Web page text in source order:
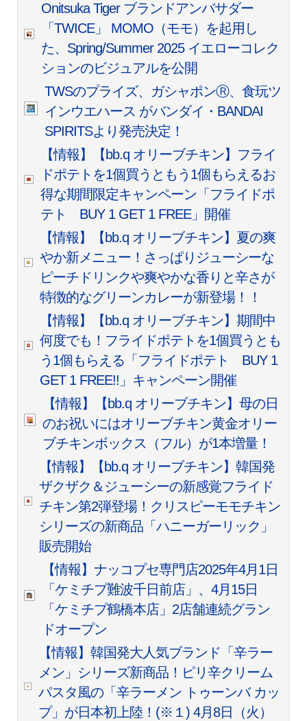
Onitsuka Tiger ブランドアンバサダー
「TWICE」 MOMO（モモ）を起用し
た、Spring/Summer 2025 イエローコレク
ションのビジュアルを公開
TWSのプライズ、ガシャポンⓇ、食玩ツ
インウエハース がバンダイ・BANDAI
SPIRITSより発売決定！
【情報】【bb.q オリーブチキン】フライ
ドポテトを1個買うともう1個もらえるお
得な期間限定キャンペーン「フライドポ
テト BUY 1 GET 1 FREE」開催
【情報】【bb.q オリーブチキン】夏の爽
やか新メニュー！さっぱりジューシーな
ピーチドリンクや爽やかな香りと辛さが
特徴的なグリーンカレーが新登場！！
【情報】【bb.q オリーブチキン】期間中
何度でも！フライドポテトを1個買うとも
う1個もらえる「フライドポテト BUY 1
GET 1 FREE!!」キャンペーン開催
【情報】【bb.q オリーブチキン】母の日
のお祝いにはオリーブチキン黄金オリー
ブチキンボックス（フル）が1本増量！
【情報】【bb.q オリーブチキン】韓国発
ザクザク＆ジューシーの新感覚フライド
チキン第2弾登場！クリスピーモモチキン
シリーズの新商品「ハニーガーリック」
販売開始
【情報】ナッコプセ専門店2025年4月1日
「ケミチプ難波千日前店」、4月15日
「ケミチプ鶴橋本店」2店舗連続グラン
ドオープン
【情報】韓国発大人気ブランド「辛ラー
メン」シリーズ新商品！ピリ辛クリーム
パスタ風の「辛ラーメン トゥーンバ カッ
プ」が日本初上陸！(※１) 4月8日（火）